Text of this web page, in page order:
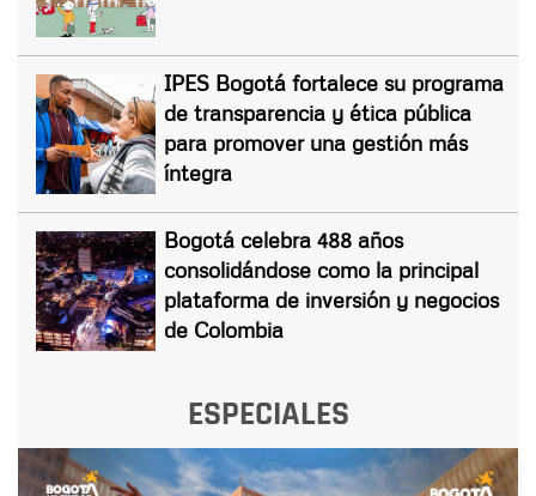
IPES Bogotá fortalece su programa
de transparencia y ética pública
para promover una gestión más
íntegra
Bogotá celebra 488 años
consolidándose como la principal
plataforma de inversión y negocios
de Colombia
ESPECIALES